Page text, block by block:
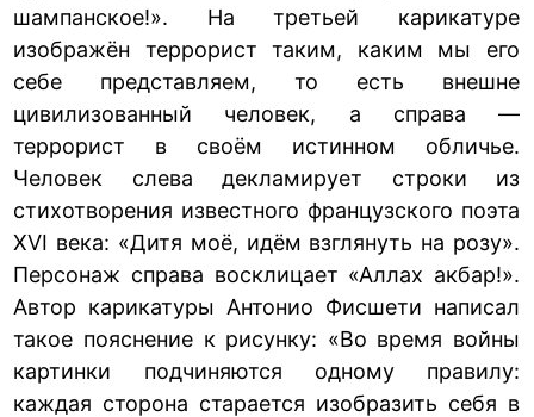
шампанское!». На третьей карикатуре
изображён террорист таким, каким мы его
себе представляем, то есть внешне
цивилизованный человек, а справа —
террорист в своём истинном обличье.
Человек слева декламирует строки из
стихотворения известного французского поэта
XVI века: «Дитя моё, идём взглянуть на розу».
Персонаж справа восклицает «Аллах акбар!».
Автор карикатуры Антонио Фисшети написал
такое пояснение к рисунку: «Во время войны
картинки подчиняются одному правилу:
каждая сторона старается изобразить себя в